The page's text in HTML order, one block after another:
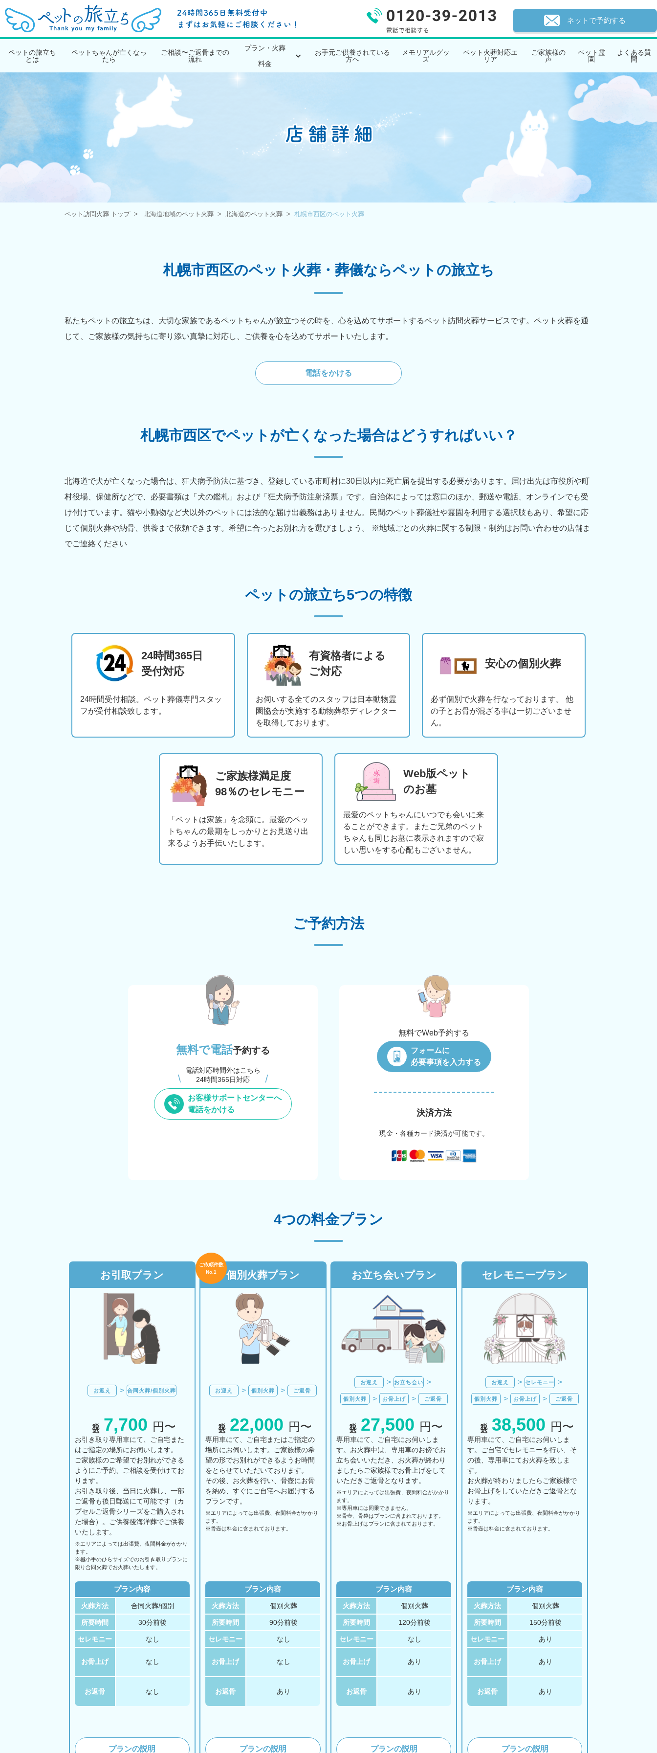
ネットで予約する
ペットの旅立ち
とは
ペットちゃんが亡くなっ
たら
ご相談〜ご返骨までの
流れ
プラン・火葬
料金
お手元ご供養されている
方へ
メモリアルグッ
ズ
ペット火葬対応エ
リア
ご家族様の
声
ペット霊
園
よくある質
問
ペット訪問火葬 トップ 北海道地域のペット火葬 北海道のペット火葬 札幌市西区のペット火葬
札幌市西区のペット火葬・葬儀ならペットの旅立ち
私たちペットの旅立ちは、大切な家族であるペットちゃんが旅立つその時を、心を込めてサポートするペット訪問火葬サービスです。ペット火葬を通
じて、ご家族様の気持ちに寄り添い真摯に対応し、ご供養を心を込めてサポートいたします。
電話をかける
札幌市西区でペットが亡くなった場合はどうすればいい？
北海道で犬が亡くなった場合は、狂犬病予防法に基づき、登録している市町村に30日以内に死亡届を提出する必要があります。届け出先は市役所や町
村役場、保健所などで、必要書類は「犬の鑑札」および「狂犬病予防注射済票」です。自治体によっては窓口のほか、郵送や電話、オンラインでも受
け付けています。猫や小動物など犬以外のペットには法的な届け出義務はありません。民間のペット葬儀社や霊園を利用する選択肢もあり、希望に応
じて個別火葬や納骨、供養まで依頼できます。希望に合ったお別れ方を選びましょう。 ※地域ごとの火葬に関する制限・制約はお問い合わせの店舗ま
でご連絡ください
ペットの旅立ち5つの特徴
24時間365日
受付対応
24時間受付相談。ペット葬儀専門スタッ
フが受付相談致します。
有資格者による
ご対応
お伺いする全てのスタッフは日本動物霊
園協会が実施する動物葬祭ディレクター
を取得しております。
安心の個別火葬
必ず個別で火葬を行なっております。 他
の子とお骨が混ざる事は一切ございませ
ん。
ご家族様満足度
98％のセレモニー
「ペットは家族」を念頭に。最愛のペッ
トちゃんの最期をしっかりとお見送り出
来るようお手伝いたします。
Web版ペット
のお墓
最愛のペットちゃんにいつでも会いに来
ることができます。またご兄弟のペット
ちゃんも同じお墓に表示されますので寂
しい思いをする心配もございません。
ご予約方法
無料で電話予約する
電話対応時間外はこちら
24時間365日対応
お客様サポートセンターへ
電話をかける
無料でWeb予約する
フォームに
必要事項を入力する
決済方法
現金・各種カード決済が可能です。
4つの料金プラン
お引取プラン
お迎え 合同火葬/個別火葬
7,700 円〜
お引き取り専用車にて、ご自宅また
はご指定の場所にお伺いします。
ご家族様のご希望でお別れができる
ようにご予約、ご相談を受付けてお
ります。
お引き取り後、当日に火葬し、一部
ご返骨も後日郵送にて可能です（カ
プセルご返骨シリーズをご購入され
た場合）。ご供養後海洋葬でご供養
いたします。
※エリアに よっては出張費、 夜間料金がかかり
ます。
※極小手のひらサイズでのお引き取りプランに
限り合同火葬でお火葬いたします。
プラン内容
火葬方法 合同火葬/個別
所要時間 30分前後
セレモニー なし
お骨上げ なし
お返骨 なし
プランの説明
個別火葬プラン
ご依頼件数
No.1
お迎え 個別火葬 ご返骨
22,000 円〜
専用車にて、ご自宅またはご指定の
場所にお伺いします。ご家族様の希
望の形でお別れができるようお時間
をとらせていただいております。
その後、お火葬を行い、骨壺にお骨
を納め、すぐにご自宅へお届けする
プランです。
※エリアに よっては出張費、夜間料金がかかり
ます。
※骨壺は料金に含まれております。
プラン内容
火葬方法 個別火葬
所要時間 90分前後
セレモニー なし
お骨上げ なし
お返骨 あり
プランの説明
お立ち会いプラン
お迎え お立ち会い
個別火葬 お骨上げ ご返骨
27,500 円〜
専用車にて、ご自宅にお伺いしま
す。お火葬中は、専用車のお傍でお
立ち会いいただき、お火葬が終わり
ましたらご家族様でお骨上げをして
いただきご返骨となります。
※エリアに よっては出張費、夜間料金がかかり
ます。
※専用車には同乗できません。
※骨壺、骨袋はプランに含まれております。
※お骨上げはプランに含まれております。
プラン内容
火葬方法 個別火葬
所要時間 120分前後
セレモニー なし
お骨上げ あり
お返骨 あり
プランの説明
セレモニープラン
お迎え セレモニー
個別火葬 お骨上げ ご返骨
38,500 円〜
専用車にて、ご自宅にお伺いしま
す。ご自宅でセレモニーを行い、そ
の後、専用車にてお火葬を致しま
す。
お火葬が終わりましたらご家族様で
お骨上げをしていただきご返骨とな
ります。
※エリアに よっては出張費、夜間料金がかかり
ます。
※骨壺は料金に含まれております。
プラン内容
火葬方法 個別火葬
所要時間 150分前後
セレモニー あり
お骨上げ あり
お返骨 あり
プランの説明